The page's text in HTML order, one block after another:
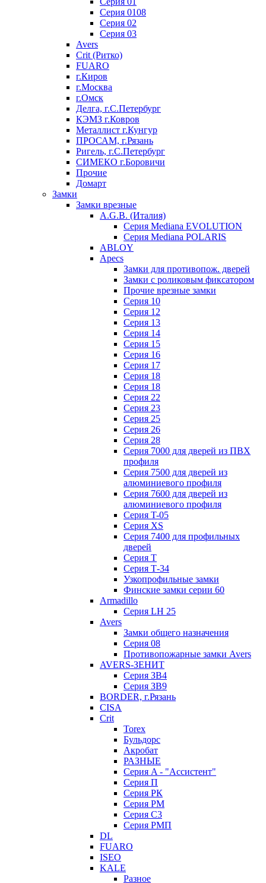
Серия 0108
Серия 02
Серия 03
Avers
Crit (Ритко)
FUARO
г.Киров
г.Москва
г.Омск
Делга, г.С.Петербург
КЭМЗ г.Ковров
Металлист г.Кунгур
ПРОСАМ, г.Рязань
Ригель, г.С.Петербург
СИМЕКО г.Боровичи
Прочие
Домарт
Замки
Замки врезные
A.G.B. (Италия)
Серия Mediana EVOLUTION
Серия Mediana POLARIS
ABLOY
Apecs
Замки для противопож. дверей
Замки с роликовым фиксатором
Прочие врезные замки
Серия 10
Серия 12
Серия 13
Серия 14
Серия 15
Серия 16
Серия 17
Серия 18
Серия 18
Серия 22
Серия 23
Серия 25
Серия 26
Серия 28
Серия 7000 для дверей из ПВХ
профиля
Серия 7500 для дверей из
алюминиевого профиля
Серия 7600 для дверей из
алюминиевого профиля
Серия T-05
Серия XS
Серия 7400 для профильных
дверей
Серия Т
Серия Т-34
Узкопрофильные замки
Финские замки серии 60
Armadillo
Серия LH 25
Avers
Замки общего назначения
Серия 08
Противопожарные замки Avers
AVERS-ЗЕНИТ
Серия ЗВ4
Серия ЗВ9
BORDER, г.Рязань
CISA
Crit
Torex
Бульдорс
Акробат
РАЗНЫЕ
Серия A - "Ассистент"
Серия П
Серия РК
Серия РМ
Серия С3
Серия РМП
DL
FUARO
ISEO
KALE
Разное